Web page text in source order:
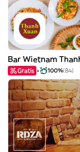
Bar Wietnam
Gratis 100%(84)